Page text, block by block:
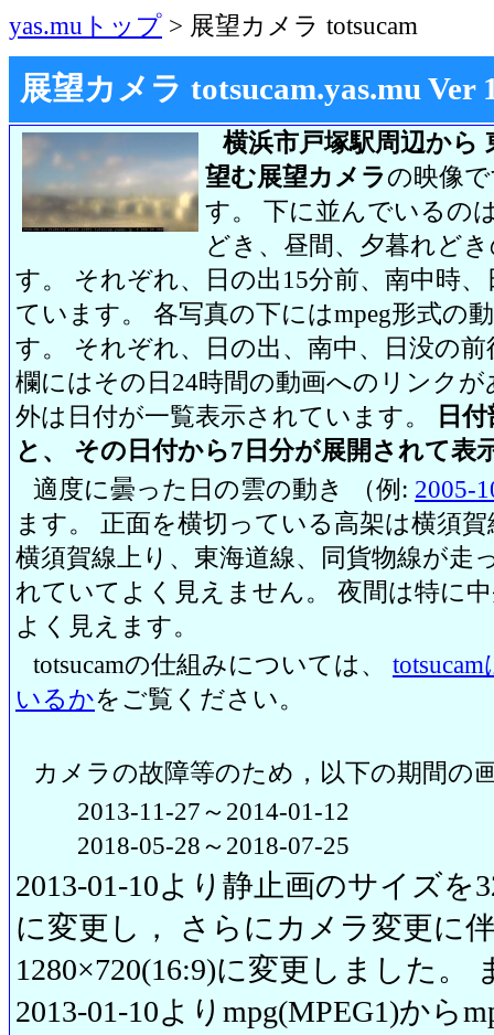
yas.muトップ > 展望カメラ totsucam
展望カメラ totsucam.yas.mu Ver
横浜市戸塚駅周辺から
望む展望カメラの映像
す。 下に並んでいるの
どき、昼間、夕暮れど
す。 それぞれ、日の出15分前、南中時
ています。 各写真の下にはmpeg形式の
す。 それぞれ、日の出、南中、日没の
欄にはその日24時間の動画へのリンク
外は日付が一覧表示されています。
日
と、 その日付から7日分が展開されて表
適度に曇った日の雲の動き （例: 2005-
ます。 正面を横切っている高架は横須
横須賀線上り、東海道線、同貨物線が走
れていてよく見えません。 夜間は特に
よく見えます。
totsucamの仕組みについては、
いるかをご覧ください。
カメラの故障等のため，以下の期間の
2013-11-27～2014-01-12
2018-05-28～2018-07-25
2013-01-10より静止画のサイズを
に変更し， さらにカメラ変更に
1280×720(16:9)に変更しました。
2013-01-10よりmpg(MPEG1)から